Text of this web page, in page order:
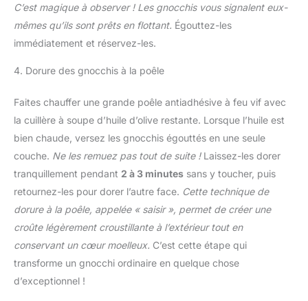
C’est magique à observer ! Les gnocchis vous signalent eux-
mêmes qu’ils sont prêts en flottant. Égouttez-les
immédiatement et réservez-les.
4. Dorure des gnocchis à la poêle
Faites chauffer une grande poêle antiadhésive à feu vif avec
la cuillère à soupe d’huile d’olive restante. Lorsque l’huile est
bien chaude, versez les gnocchis égouttés en une seule
couche. Ne les remuez pas tout de suite !Laissez-les dorer
tranquillement pendant 2 à 3 minutes sans y toucher, puis
retournez-les pour dorer l’autre face. Cette technique de
dorure à la poêle, appelée « saisir », permet de créer une
croûte légèrement croustillante à l’extérieur tout en
conservant un cœur moelleux. C’est cette étape qui
transforme un gnocchi ordinaire en quelque chose
d’exceptionnel !